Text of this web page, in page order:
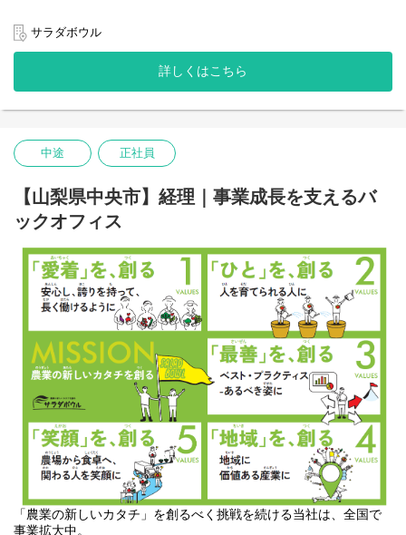
◆ 集出荷管理マネージャー
収穫された野菜を商品として完成させ、全国の取引先へ届ける工
栽培から販売までを一貫して行うサラダボウルにおいて、事業価
＜主な業務＞
・パッキング（袋詰め・箱詰め）工程の管理
・在庫・品質チェックおよび基準管理
・作業スタッフの指導育成
・配送ルート・物流オペレーションの最適化
・営業部門と連携した出荷調整・顧客対応
◆ グロワーマネージャー（栽培管理）
世界最先端クラスのグリーンハウス設備を活用し、作物の生育環
境を科学的にコントロールするポジションです。
日々、作物の生育状況の観察とデータ分析を重ね、年間を通じた
安定生産を実現します。
＜主な業務＞
・栽培計画・収量計画の策定
・温度・湿度・CO₂など環境データの分析・制御
・生育調査・品質評価・歩留まり改善
・潅水・施肥・防疫計画の設計
・トラブル発生時の原因分析と改善実行
・グループ農場データとの比較分析・技術改善
私たちは、単なる商品の取引ではなく、「お客様と共に売り場を
つくりあげること」を目指し、日々情熱を持って業務に取り組ん
でいます。
ため、業務に真剣に向き合い、お客様からの信頼を得ることに努
めます。
地道なことからコツコツと、確実に業務を推進する胆力のある方
を求めています！
年々スケールが拡がっていくグループを、最前線で肌で感じられ
るワクワク感のあるポジションです。
ご経験やスキルに合わせて以下の業務をお任せします。
・取引先への営業活動
┗商流 / 物流などの構築を含む既存顧客の深耕がメイン
┗市況把握に応じた取引先との受注数調整
┗在庫状況に合わせた新規顧客との流通調整
・事業所（農場）とのコミュニケーション
┗各農場の生産動向把握と出荷調整
・営業企画
┗販売計画（含：単価計画）の立案と進捗管理
・商品企画・開発
┗品質管理
┗新規商品の企画
┗販促手法やプロモーション戦略の計画と実行
サラダボウル
詳しくはこちら
中途 正社員
【山梨県中央市】経理｜事業成長を支えるバ
ックオフィス
「農業の新しいカタチ」を創るべく挑戦を続ける当社は、全国で
事業拡大中。